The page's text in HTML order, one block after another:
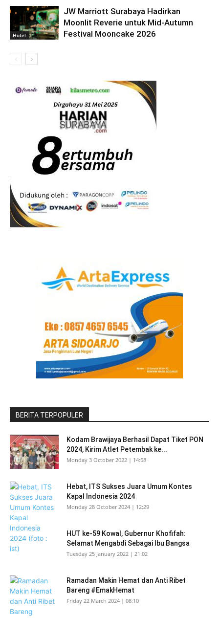
Hotel
JW Marriott Surabaya Hadirkan
Moonlit Reverie untuk Mid-Autumn
Festival Mooncake 2026
BERITA TERPOPULER
Kodam Brawijaya Berhasil Dapat Tiket PON
2024, Kirim Atlet Petembak ke...
Monday 3 October 2022 | 14:58
Hebat, ITS Sukses Juara Umum Kontes
Kapal Indonesia 2024
Monday 28 October 2024 | 12:29
HUT ke-59 Kowal, Gubernur Khofifah:
Selamat Mengabdi Sebagai Ibu Bangsa
Tuesday 25 January 2022 | 21:02
Ramadan Makin Hemat dan Anti Ribet
Bareng #EmakHemat
Friday 22 March 2024 | 08:10